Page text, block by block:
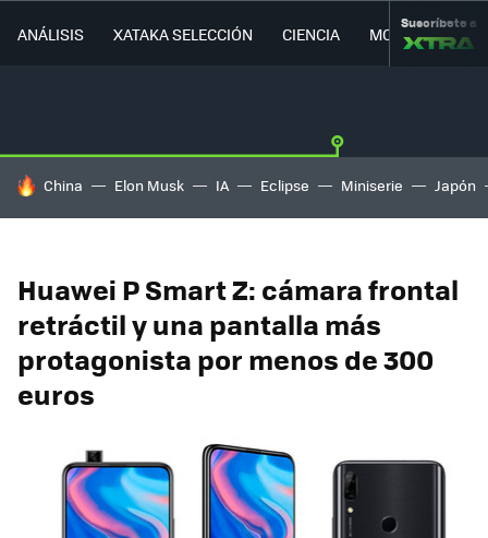
ANÁLISIS XATAKA SELECCIÓN CIENCIA MOVILIDAD
Suscríbete a
HOY SE HABLA DE
China Elon Musk IA Eclipse Miniserie Japón
Huawei P Smart Z: cámara frontal
retráctil y una pantalla más
protagonista por menos de 300
euros